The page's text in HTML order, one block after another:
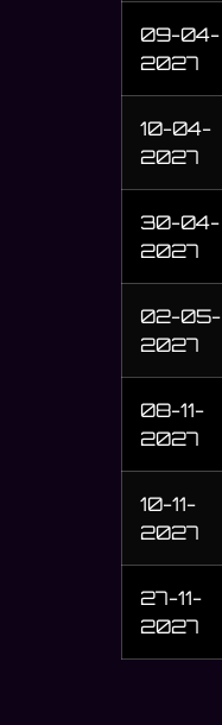
09-04-
2027
10-04-
2027
30-04-
2027
02-05-
2027
08-11-
2027
10-11-
2027
27-11-
2027